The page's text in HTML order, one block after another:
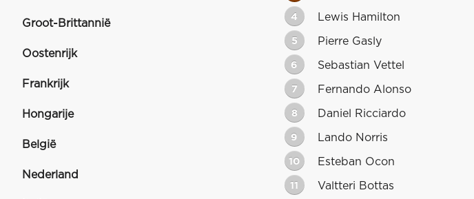
Groot-Brittannië
Oostenrijk
Frankrijk
Hongarije
België
Nederland
4 Lewis Hamilton
5 Pierre Gasly
6 Sebastian Vettel
7 Fernando Alonso
8 Daniel Ricciardo
9 Lando Norris
10 Esteban Ocon
11 Valtteri Bottas